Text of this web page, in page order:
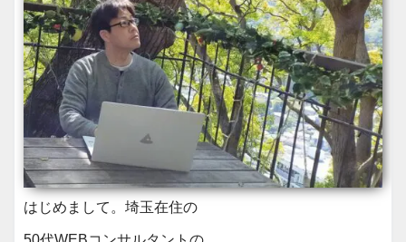
はじめまして。埼玉在住の